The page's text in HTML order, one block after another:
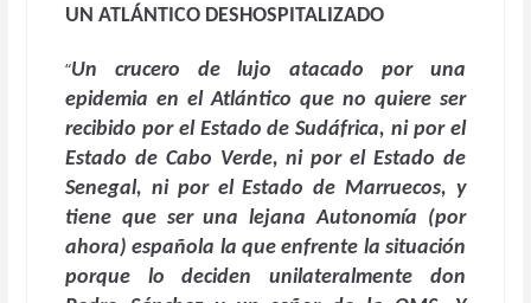
UN ATLÁNTICO DESHOSPITALIZADO
“Un crucero de lujo atacado por una
epidemia en el Atlántico que no quiere ser
recibido por el Estado de Sudáfrica, ni por el
Estado de Cabo Verde, ni por el Estado de
Senegal, ni por el Estado de Marruecos, y
tiene que ser una lejana Autonomía (por
ahora) española la que enfrente la situación
porque lo deciden unilateralmente don